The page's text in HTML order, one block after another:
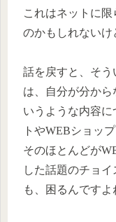
これはネットに
のかもしれないけ
話を戻すと、そ
は、自分が分か
いうような内容
トやWEBショッ
そのほとんどが
した話題のチョ
も、困るんですよ